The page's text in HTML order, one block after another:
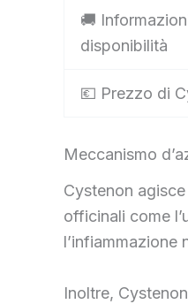
🚚
disponibilità
💶 Prezzo di
Meccanismo
Cystenon
officinali come
l’infiammazione
Inoltre,